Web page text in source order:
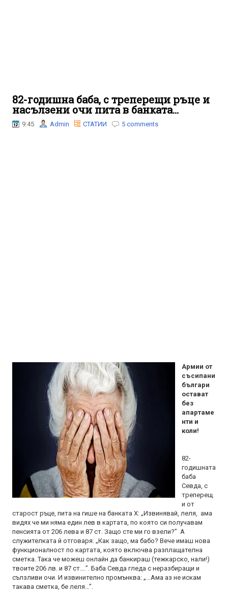
82-годишна баба, с треперещи ръце и
насълзени очи пита в банката...
9:45 Admin СТАТИИ 5 comments
Армии от
съсипани
българи
остават
без
апартаме
нти и
коли!
82-
годишната
баба
Севда, с
треперещ
и от
старост ръце, пита на гише на банката Х: „Извинявай, леля, ама
видях че ми няма един лев в картата, по която си получавам
пенсията от 206 лева и 87 ст. Защо сте ми го взели?” А
служителката й отговаря: „Как защо, ма бабо? Вече имаш нова
функционалност по картата, която включва разплащателна
сметка. Така че можеш онлайн да банкираш (тежкарско, нали!)
твоите 206 лв. и 87 ст….”. Баба Севда гледа с неразбиращи и
сълзливи очи. И извинително промънква: „…Ама аз не искам
такава сметка, бе леля…”.